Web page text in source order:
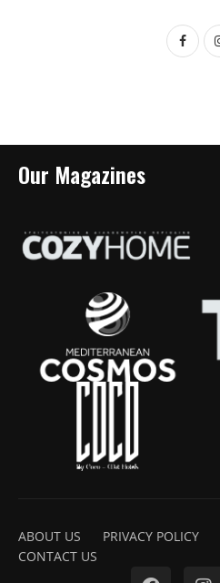
Our Magazines
ABOUT US PRIVACY POLICY
CONTACT US